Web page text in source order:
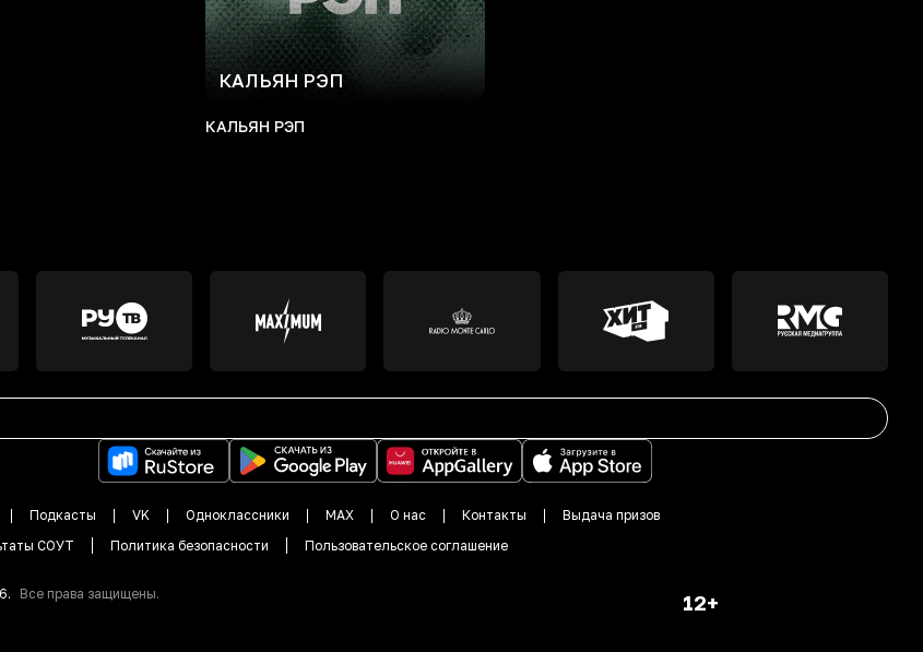
КАЛЬЯН РЭП
КАЛЬЯН РЭП
Подкасты VK Одноклассники MAX О нас Контакты
Выдача призов
СОУТ Политика безопасности Пользовательское соглашение
. Все права защищены. 12+